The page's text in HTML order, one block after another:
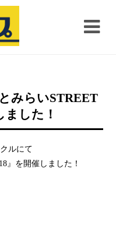
みらいSTREET
ました！
ルにて
』を開催しました！